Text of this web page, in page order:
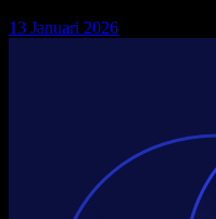
13 Januari 2026